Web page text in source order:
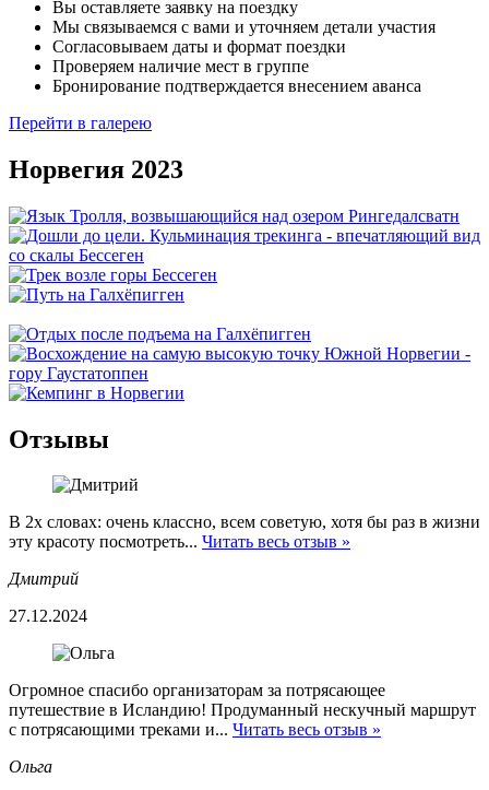
Вы оставляете заявку на поездку
Мы связываемся с вами и уточняем детали участия
Согласовываем даты и формат поездки
Проверяем наличие мест в группе
Бронирование подтверждается внесением аванса
Перейти в галерею
Норвегия 2023
Отзывы
В 2х словах: очень классно, всем советую, хотя бы раз в жизни
эту красоту посмотреть... Читать весь отзыв »
Дмитрий
27.12.2024
Огромное спасибо организаторам за потрясающее
путешествие в Исландию! Продуманный нескучный маршрут
с потрясающими треками и... Читать весь отзыв »
Ольга